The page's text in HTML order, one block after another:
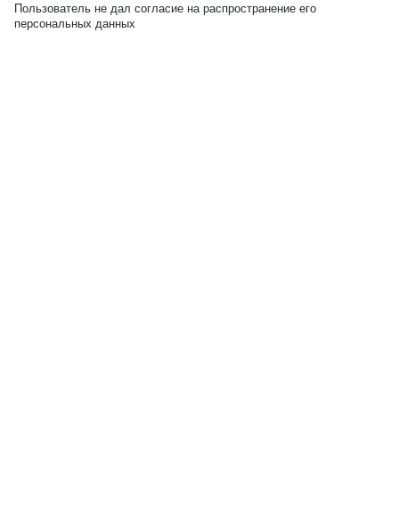
Пользователь не дал согласие на распространение его
персональных данных